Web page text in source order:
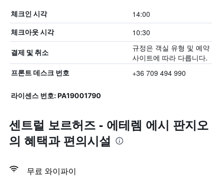
체크인 시각 14:00
체크아웃 시각 10:30
결제 및 취소
규정은 객실 유형 및 예약
사이트에 따라 다릅니다.
프론트 데스크 번호 +36 709 494 990
라이센스 번호: PA19001790
센트럴 보르허즈 - 에테렘 에시 판지오
의 혜택​과 편의시설
무료 와이파이